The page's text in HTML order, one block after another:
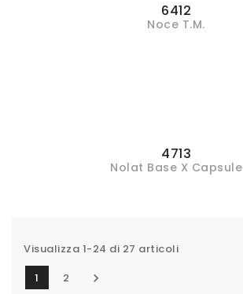
6412
Noce T.M.
4713
Nolat Base X Capsule
Visualizza 1-24 di 27 articoli
1
2 